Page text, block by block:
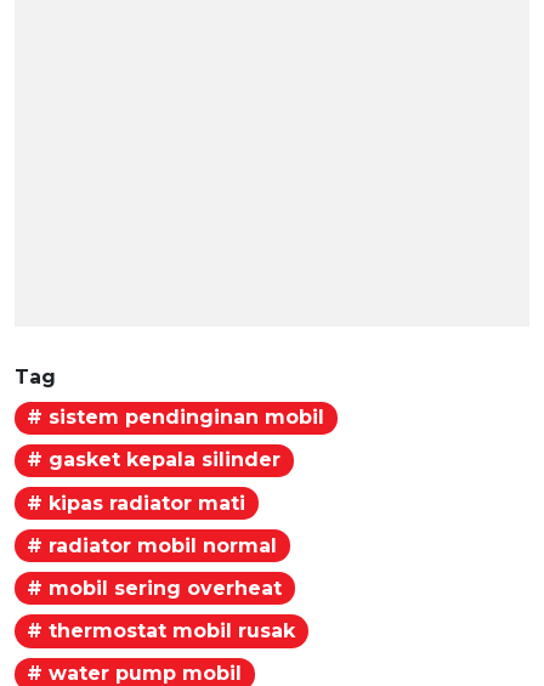
Tag
# sistem pendinginan mobil
# gasket kepala silinder
# kipas radiator mati
# radiator mobil normal
# mobil sering overheat
# thermostat mobil rusak
# water pump mobil